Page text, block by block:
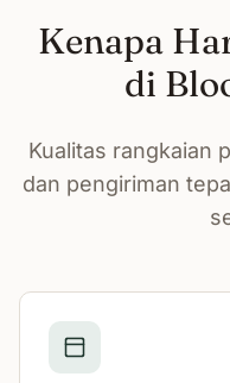
Kenapa
di
Kualitas rangkaian
dan pengiriman